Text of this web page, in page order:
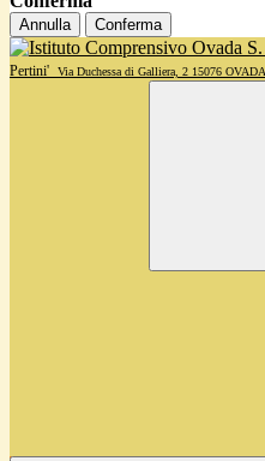
Annulla Conferma
Pertini'
Via Duchessa di Galliera, 2 15076 OVADA